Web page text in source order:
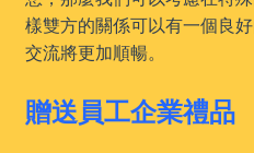
樣雙方的關係可以有一個良
交流將更加順暢。
贈送員工企業禮品